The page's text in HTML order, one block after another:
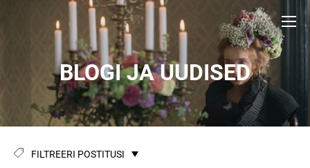
BLOGI JA UUDISED
FILTREERI POSTITUSI